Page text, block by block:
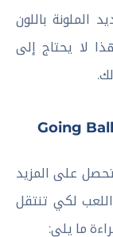
الملونة باللون
لا يحتاج إلى
على المزيد
لكي تنتقل
ما يلي: